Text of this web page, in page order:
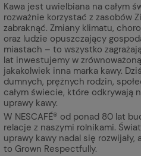
Kawa jest uwielbiana na całym
rozważnie korzystać z zasobów
zabraknąć. Zmiany klimatu,
oraz ludzie opuszczający
miastach – to wszystko
lat inwestujemy w
jakakolwiek inna marka kawy.
dumnych, prężnych rodzin,
całym świecie, które odkrywają
uprawy kawy.
W NESCAFÉ® od ponad 80 lat
relacje z naszymi rolnikami.
uprawy kawy nadal się rozwijały,
to Grown Respectfully.